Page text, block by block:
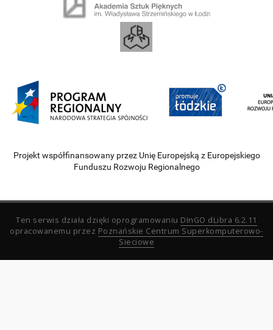
Projekt współfinansowany przez Unię Europejską z Europejskiego
Funduszu Rozwoju Regionalnego
Ten serwis działa dzięki oprogramowaniu DInGO dLibra 6.2.11
opracowanemu przez Poznańskie Centrum Superkomputerowo-
Sieciowe